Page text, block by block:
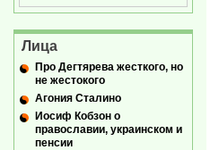
Лица
Про Дегтярева жесткого, но
не жестокого
Агония Сталино
Иосиф Кобзон о
православии, украинском и
пенсии